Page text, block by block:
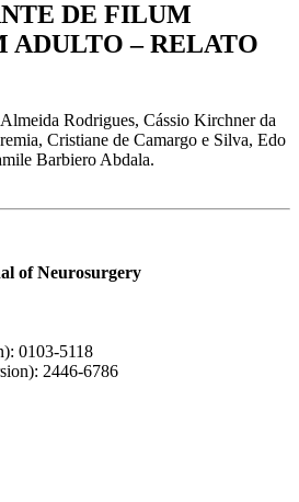
DE FILUM
ADULTO – RELATO
Rodrigues, Cássio Kirchner da
Cristiane de Camargo e Silva, Edo
Barbiero Abdala.
of Neurosurgery
0103-5118
2446-6786